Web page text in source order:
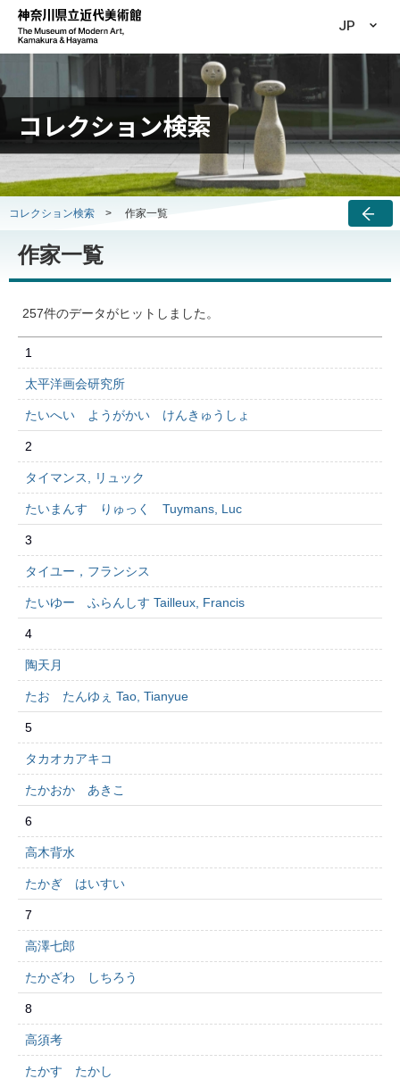
JP
コレクション検索
コレクション検索 > 作家一覧
作家一覧
257件のデータがヒットしました。
1
太平洋画会研究所
たいへい ようがかい けんきゅうしょ
2
タイマンス, リュック
たいまんす りゅっく Tuymans, Luc
3
タイユー，フランシス
たいゆー ふらんしす Tailleux, Francis
4
陶天月
たお たんゆぇ Tao, Tianyue
5
タカオカアキコ
たかおか あきこ
6
高木背水
たかぎ はいすい
7
高澤七郎
たかざわ しちろう
8
高須考
たかす たかし